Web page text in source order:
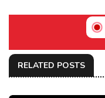
RELATED POSTS